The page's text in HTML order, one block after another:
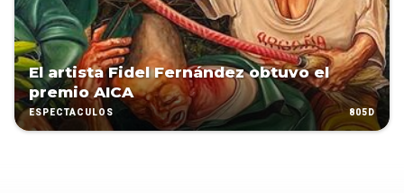
El artista Fidel Fernández obtuvo el
premio AICA
ESPECTÁCULOS 805D